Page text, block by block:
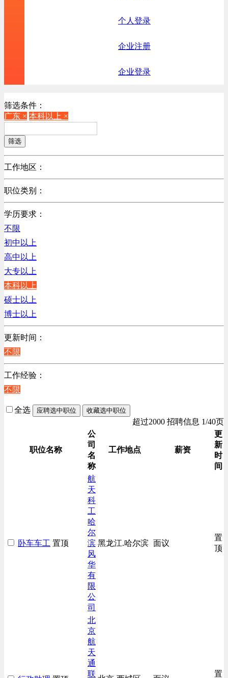
个人登录
企业注册
企业登录
筛选条件：
广东 × 本科以上 ×
筛选
工作地区：
不限
北京
广东
江苏
陕西
浙江
辽宁
上海
职位类别：
不限
学历要求：
不限
初中以上
高中以上
大专以上
本科以上
硕士以上
博士以上
更新时间：
不限
工作经验：
不限
全选 应聘选中职位 收藏选中职位
超过2000 招聘信息 1/40页
职位名称
公
司
名
称
工作地点 薪资
更
新
时
间
卧车车工 置顶
航
天
科
工
哈
尔
滨
风
华
有
限
公
司
黑龙江.哈尔滨 面议
置
顶
北
京
航
天
通
联
置